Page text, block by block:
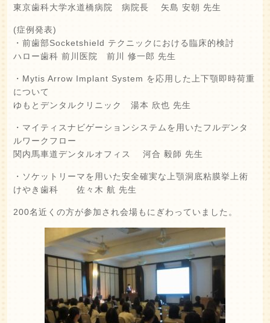
東京歯科大学水道橋病院 病院長 矢島 安朝 先生
(症例発表)
・前歯部Socketshield テクニックにおける臨床的検討
ハロー歯科 前川医院 前川 修一郎 先生
・Mytis Arrow Implant System を応用した上下顎即時荷重
について
ゆもとデンタルクリニック 湯本 欣也 先生
・マイティスナビゲーションシステムを用いたフルデンタ
ルワークフロー
関内馬車道デンタルオフィス 河合 毅師 先生
・ソケットリーマを用いた安全確実な上顎洞底粘膜挙上術
けやき歯科 佐々木 航 先生
200名近くの方が参加され会場もにぎわっていました。